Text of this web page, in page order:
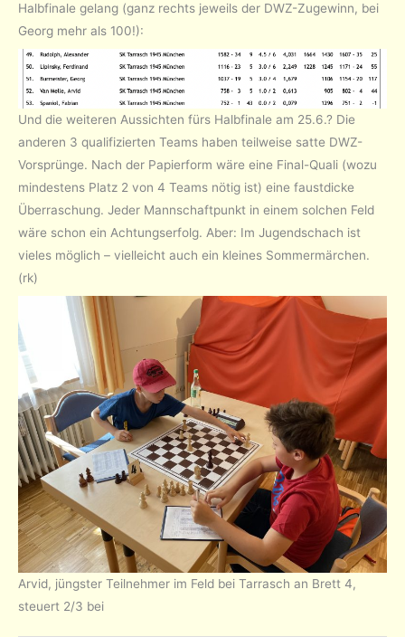
Halbfinale gelang (ganz rechts jeweils der DWZ-Zugewinn, bei
Georg mehr als 100!):
Und die weiteren Aussichten fürs Halbfinale am 25.6.? Die
anderen 3 qualifizierten Teams haben teilweise satte DWZ-
Vorsprünge. Nach der Papierform wäre eine Final-Quali (wozu
mindestens Platz 2 von 4 Teams nötig ist) eine faustdicke
Überraschung. Jeder Mannschaftpunkt in einem solchen Feld
wäre schon ein Achtungserfolg. Aber: Im Jugendschach ist
vieles möglich – vielleicht auch ein kleines Sommermärchen.
(rk)
Arvid, jüngster Teilnehmer im Feld bei Tarrasch an Brett 4,
steuert 2/3 bei